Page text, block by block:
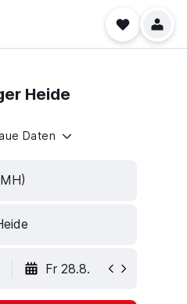
Heide
Daten
Fr 28.8.